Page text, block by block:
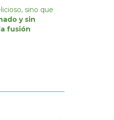
sino que
y sin
fusión